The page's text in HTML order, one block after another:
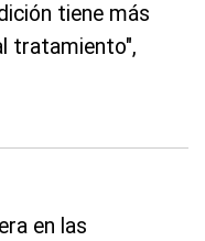
tiene más
tratamiento",
en las